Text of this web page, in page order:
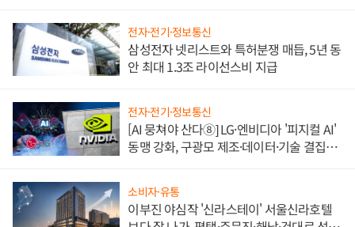
전자·전기·정보통신
삼성전자 넷리스트와 특허분쟁 매듭, 5년 동
안 최대 1.3조 라이선스비 지급
전자·전기·정보통신
[AI 뭉쳐야 산다⑧] LG·엔비디아 '피지컬 AI'
동맹 강화, 구광모 제조·데이터·기술 결집
소비자·유통
이부진 야심작 '신라스테이' 서울신라호텔